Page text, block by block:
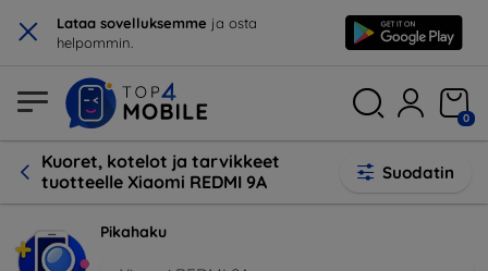
× Lataa sovelluksemme ja osta
helpommin.
0
Kuoret, kotelot ja tarvikkeet
tuotteelle Xiaomi REDMI 9A
Suodatin
Pikahaku